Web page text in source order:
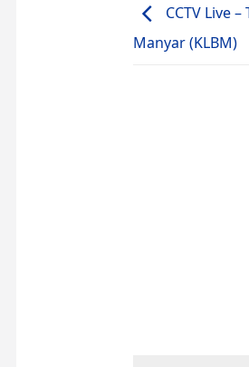
CCTV Live
Manyar (KLBM)